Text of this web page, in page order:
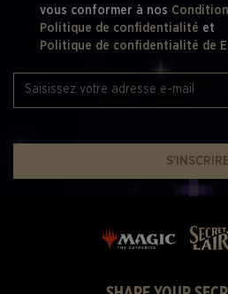
vous conformer à nos
Politique de confidentialité et
Politique de confidentialité de
S’INSCRIRE